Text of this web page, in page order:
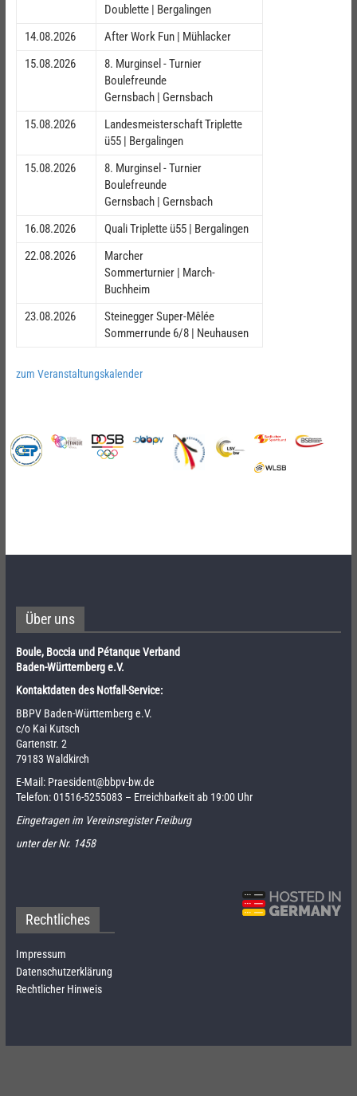
Doublette | Bergalingen
14.08.2026
After Work Fun | Mühlacker
15.08.2026
8. Murginsel - Turnier
Boulefreunde
Gernsbach | Gernsbach
15.08.2026
Landesmeisterschaft Triplette
ü55 | Bergalingen
15.08.2026
8. Murginsel - Turnier
Boulefreunde
Gernsbach | Gernsbach
16.08.2026
Quali Triplette ü55 | Bergalingen
22.08.2026
Marcher
Sommerturnier | March-
Buchheim
23.08.2026
Steinegger Super-Mêlée
Sommerrunde 6/8 | Neuhausen
zum Veranstaltungskalender
Über uns
Boule, Boccia und Pétanque Verband
Baden-Württemberg e.V.
Kontaktdaten des Notfall-Service:
BBPV Baden-Württemberg e.V.
c/o Kai Kutsch
Gartenstr. 2
79183 Waldkirch
E-Mail: Praesident@bbpv-bw.de
Telefon:01516-5255083 – Erreichbarkeit ab 19:00 Uhr
Eingetragen im Vereinsregister Freiburg
unter der Nr. 1458
Rechtliches
Impressum
Datenschutzerklärung
Rechtlicher Hinweis